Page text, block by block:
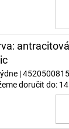
| 4520500815
doručit do: